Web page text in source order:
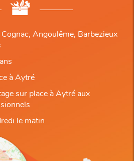
Angoulême, Barbezieux
à Aytré
sur place à Aytré aux
le matin